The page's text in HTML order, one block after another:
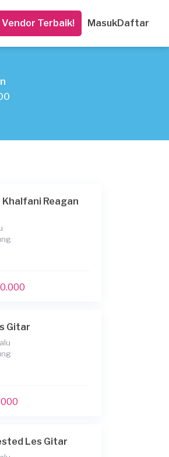
Vendor Terbaik! MasukDaftar
Khalfani Reagan
Gitar
Les Gitar